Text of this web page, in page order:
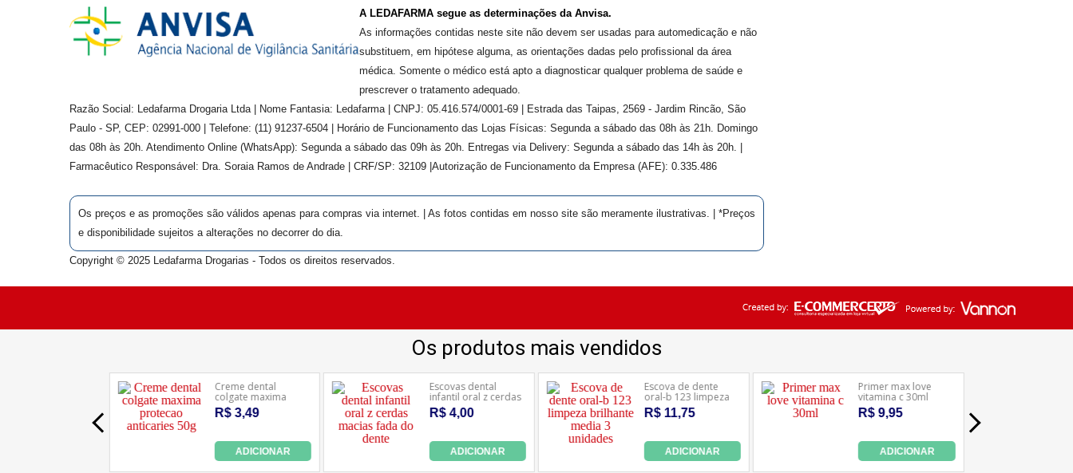
A LEDAFARMA segue as determinações da Anvisa.
As informações contidas neste site não devem ser usadas para automedicação e não
substituem, em hipótese alguma, as orientações dadas pelo profissional da área
médica. Somente o médico está apto a diagnosticar qualquer problema de saúde e
prescrever o tratamento adequado.
Razão Social: Ledafarma Drogaria Ltda | Nome Fantasia: Ledafarma | CNPJ: 05.416.574/0001-69 | Estrada das Taipas, 2569 - Jardim Rincão, São
Paulo - SP, CEP: 02991-000 | Telefone: (11) 91237-6504 | Horário de Funcionamento das Lojas Físicas: Segunda a sábado das 08h às 21h. Domingo
das 08h às 20h. Atendimento Online (WhatsApp): Segunda a sábado das 09h às 20h. Entregas via Delivery: Segunda a sábado das 14h às 20h. |
Farmacêutico Responsável: Dra. Soraia Ramos de Andrade | CRF/SP: 32109 |Autorização de Funcionamento da Empresa (AFE): 0.335.486
Os preços e as promoções são válidos apenas para compras via internet. | As fotos contidas em nosso site são meramente ilustrativas. | *Preços
e disponibilidade sujeitos a alterações no decorrer do dia.
Copyright © 2025 Ledafarma Drogarias - Todos os direitos reservados.